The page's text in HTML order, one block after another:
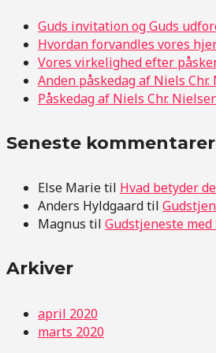
Guds invitation og Guds
Hvordan forvandles vores
Vores virkelighed efter
Anden påskedag af Niels Chr.
Påskedag af Niels Chr.
Seneste kommentarer
Else Marietil Hvad betyder
Anders Hyldgaardtil
Magnus til Gudstjeneste med
Arkiver
april 2020
marts 2020